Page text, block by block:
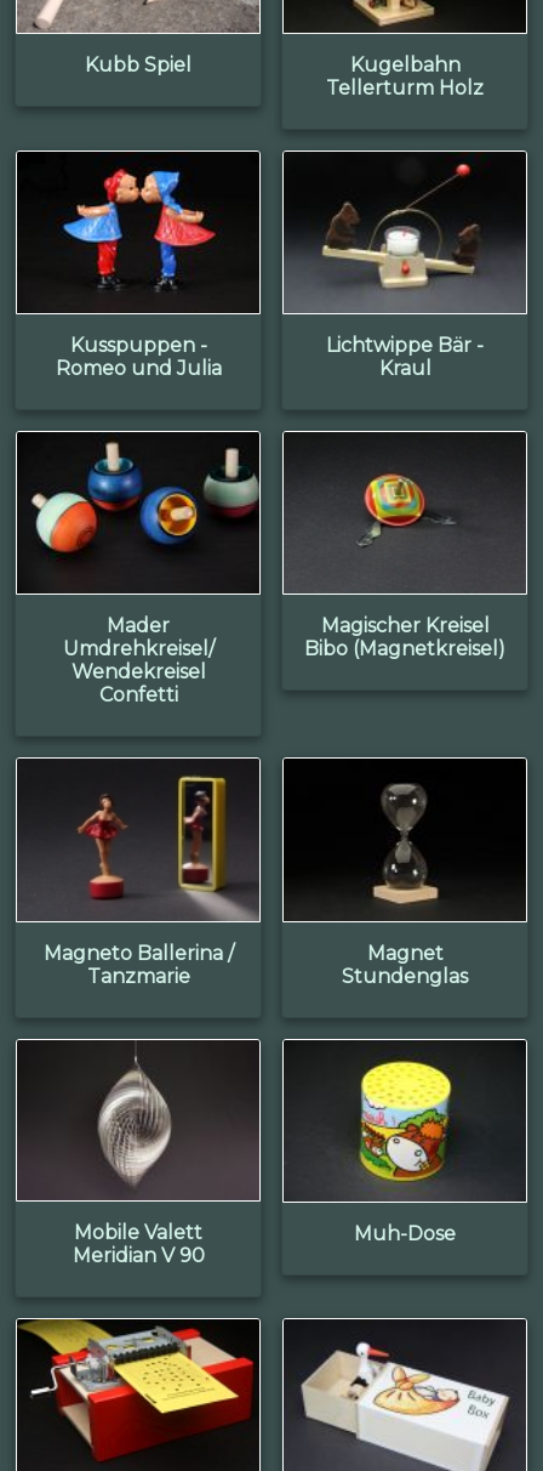
Kubb Spiel
Kugelbahn
Tellerturm Holz
Kusspuppen -
Romeo und Julia
Lichtwippe Bär -
Kraul
Mader
Umdrehkreisel/
Wendekreisel
Confetti
Magischer Kreisel
Bibo (Magnetkreisel)
Magneto Ballerina /
Tanzmarie
Magnet
Stundenglas
Mobile Valett
Meridian V 90
Muh-Dose